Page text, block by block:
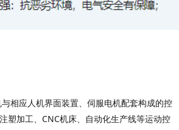
与相应人机界面装置、伺服电机配套构成的控
塑加工、CNC机床、自动化生产线等运动控